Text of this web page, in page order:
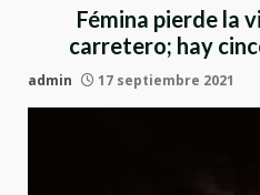
Fémina pierde la
carretero; hay
admin 17 septiembre 2021